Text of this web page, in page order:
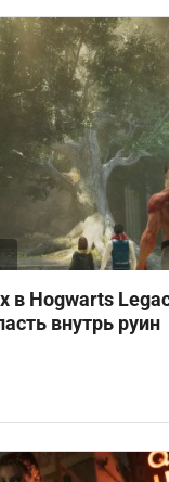
в Hogwarts
внутрь руин